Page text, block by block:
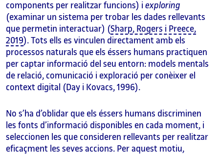
components per realitzar funcions) i exploring
(examinar un sistema per trobar les dades rellevants
que permetin interactuar) (Sharp, Rogers i Preece,
2019). Tots ells es vinculen directament amb els
processos naturals que els éssers humans practiquen
per captar informació del seu entorn: models mentals
de relació, comunicació i exploració per conèixer el
context digital (Day i Kovacs, 1996).
No s’ha d’oblidar que els éssers humans discriminen
les fonts d’informació disponibles en cada moment, i
seleccionen les que consideren rellevants per realitzar
eficaçment les seves accions. Per aquest motiu,